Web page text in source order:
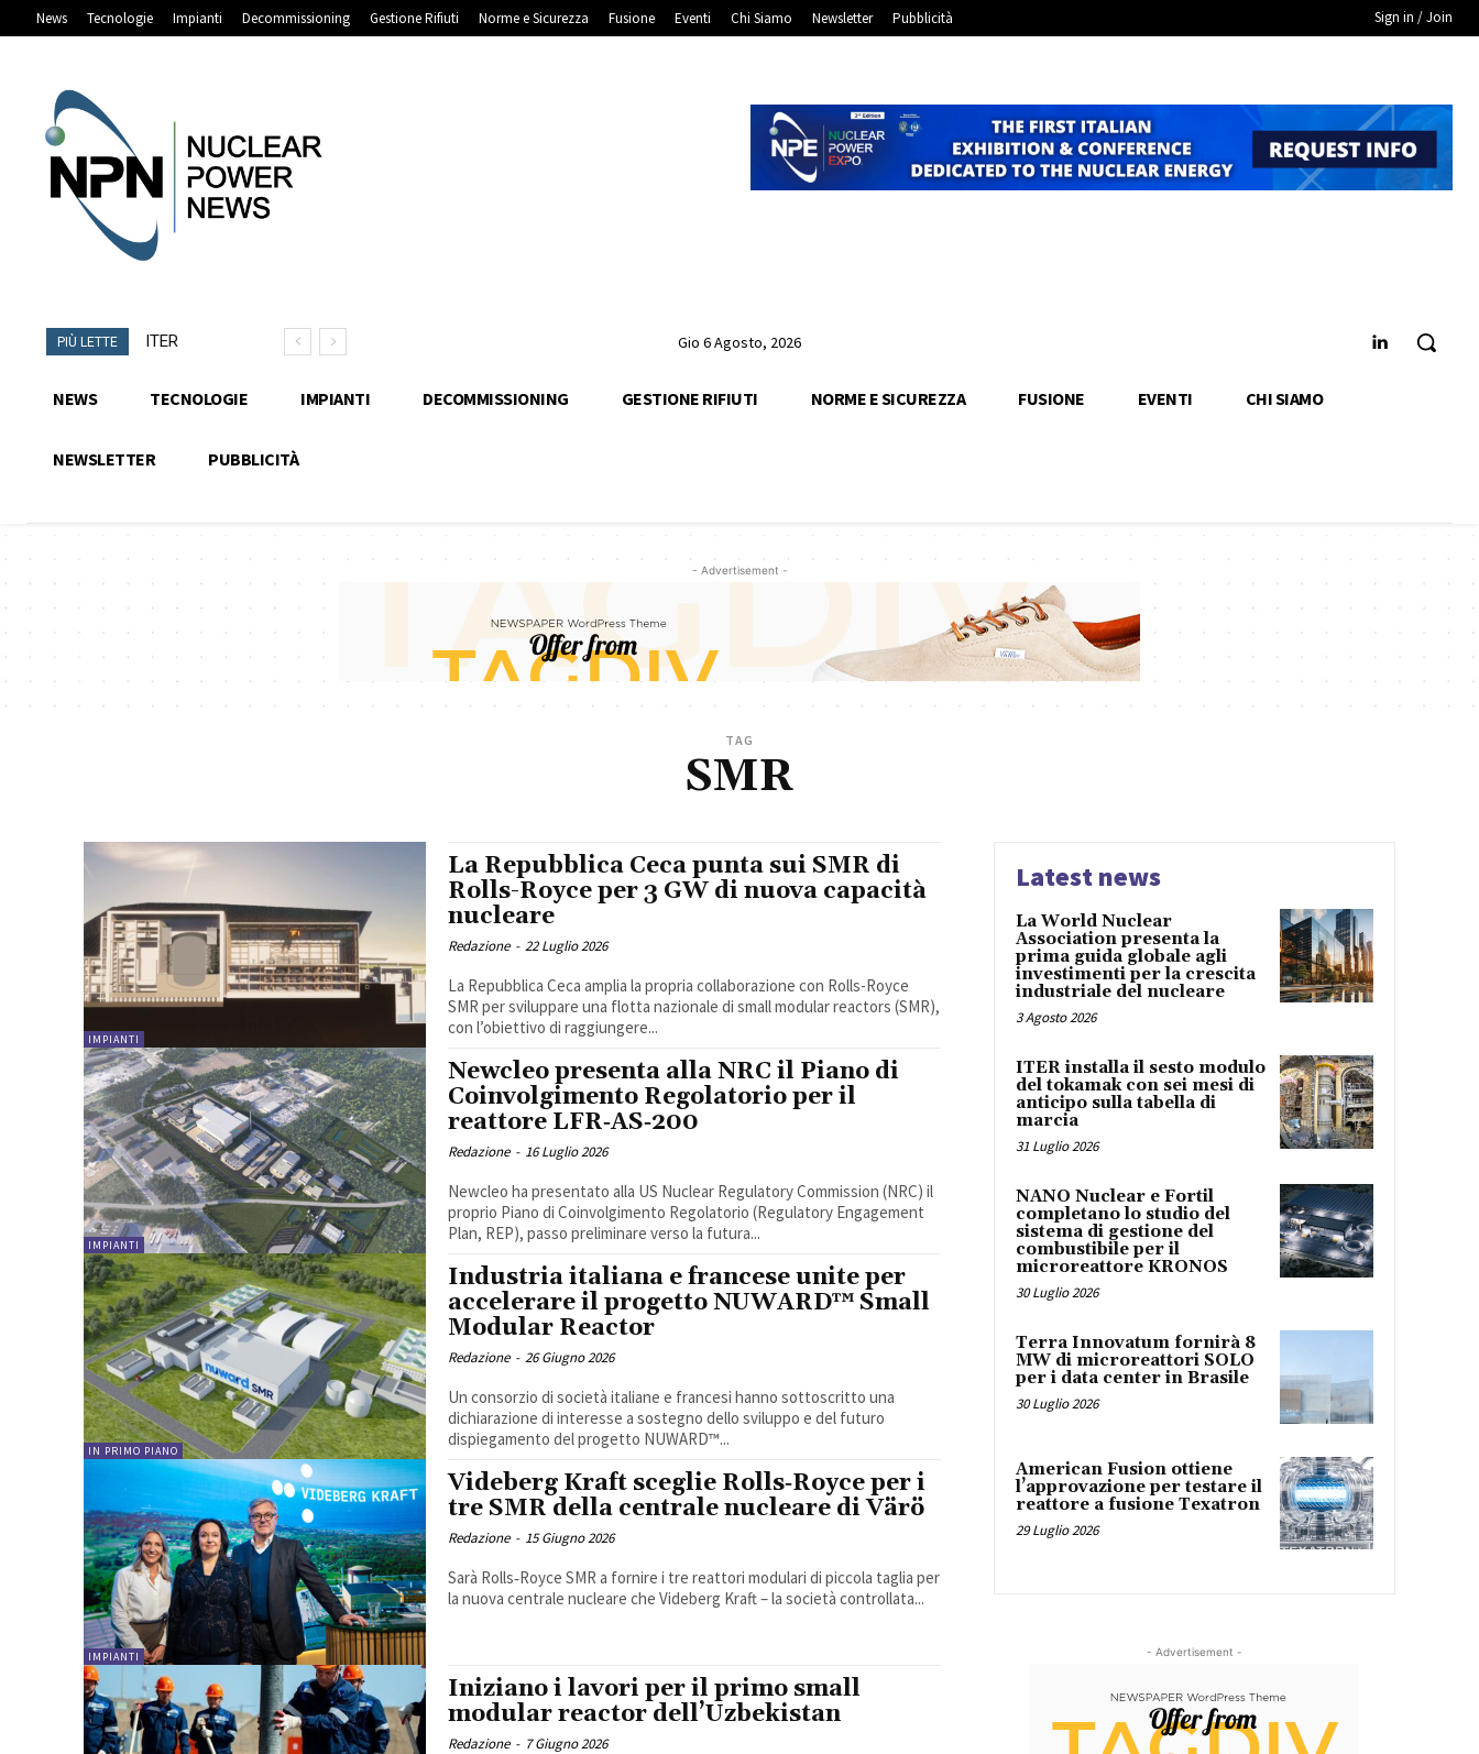
News Tecnologie Impianti Decommissioning Gestione Rifiuti Norme e Sicurezza Fusione Eventi Chi Siamo Newsletter Pubblicità Sign in / Join
PIÙ LETTE
ITER
sesto
del
anticipo
sulla
NANO
Fortil
lo studio del
per il
microreattore
Gio 6 Agosto, 2026
NEWS TECNOLOGIE IMPIANTI DECOMMISSIONING GESTIONE RIFIUTI NORME E SICUREZZA FUSIONE EVENTI CHI SIAMO
NEWSLETTER PUBBLICITÀ
- Advertisement -
TAG
SMR
IMPIANTI
La Repubblica Ceca punta sui SMR di
Rolls-Royce per 3 GW di nuova capacità
nucleare
Redazione - 22 Luglio 2026
La Repubblica Ceca amplia la propria collaborazione con Rolls-Royce
SMR per sviluppare una flotta nazionale di small modular reactors (SMR),
con l’obiettivo di raggiungere...
IMPIANTI
Newcleo presenta alla NRC il Piano di
Coinvolgimento Regolatorio per il
reattore LFR‑AS‑200
Redazione - 16 Luglio 2026
Newcleo ha presentato alla US Nuclear Regulatory Commission (NRC) il
proprio Piano di Coinvolgimento Regolatorio (Regulatory Engagement
Plan, REP), passo preliminare verso la futura...
IN PRIMO PIANO
Industria italiana e francese unite per
accelerare il progetto NUWARD™ Small
Modular Reactor
Redazione - 26 Giugno 2026
Un consorzio di società italiane e francesi hanno sottoscritto una
dichiarazione di interesse a sostegno dello sviluppo e del futuro
dispiegamento del progetto NUWARD™...
IMPIANTI
Videberg Kraft sceglie Rolls‑Royce per i
tre SMR della centrale nucleare di Värö
Redazione - 15 Giugno 2026
Sarà Rolls‑Royce SMR a fornire i tre reattori modulari di piccola taglia per
la nuova centrale nucleare che Videberg Kraft – la società controllata...
Iniziano i lavori per il primo small
modular reactor dell’Uzbekistan
Redazione - 7 Giugno 2026
Latest news
La World Nuclear
Association presenta la
prima guida globale agli
investimenti per la crescita
industriale del nucleare
3 Agosto 2026
ITER installa il sesto modulo
del tokamak con sei mesi di
anticipo sulla tabella di
marcia
31 Luglio 2026
NANO Nuclear e Fortil
completano lo studio del
sistema di gestione del
combustibile per il
microreattore KRONOS
30 Luglio 2026
Terra Innovatum fornirà 8
MW di microreattori SOLO
per i data center in Brasile
30 Luglio 2026
American Fusion ottiene
l’approvazione per testare il
reattore a fusione Texatron
29 Luglio 2026
- Advertisement -